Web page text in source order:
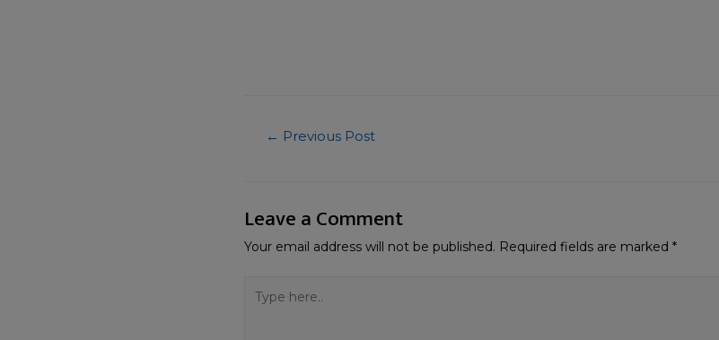
← Previous Post
Leave a Comment
Your email address will not be published. Required fields are marked *